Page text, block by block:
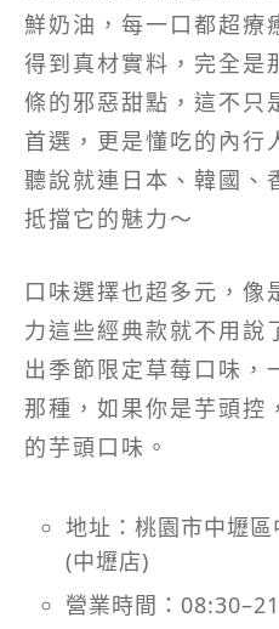
鮮奶油，每一口都超療
得到真材實料，完全是
條的邪惡甜點，這不只
首選，更是懂吃的內行
聽說就連日本、韓國、
抵擋它的魅力～
口味選擇也超多元，像
力這些經典款就不用說
出季節限定草莓口味，
那種，如果你是芋頭控
的芋頭口味。
地址：桃園市中壢
(中壢店)
營業時間：